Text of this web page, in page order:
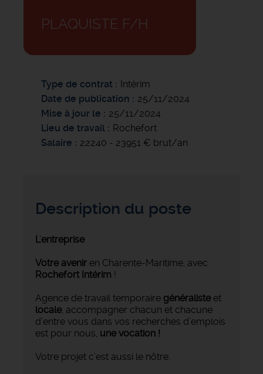
PLAQUISTE F/H
Type de contrat
Intérim
Date de publication
25/11/2024
Mise à jour le
25/11/2024
Lieu de travail
Rochefort
Salaire
22240 - 23951 € brut/an
Description du poste
L'entreprise
Votre avenir en Charente-Maritime, avec
Rochefort Intérim !
Agence de travail temporaire généralisteet
locale, accompagner chacun et chacune
d’entre vous dans vos recherches d’emplois
est pour nous, une vocation !
Votre projet c’est aussi le nôtre.